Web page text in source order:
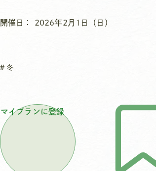
開催日： 2026年2月1日（日）
冬
マイプランに登録